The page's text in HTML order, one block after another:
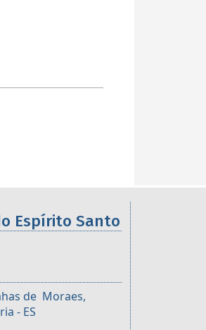
Espírito Santo
de Moraes,
- ES